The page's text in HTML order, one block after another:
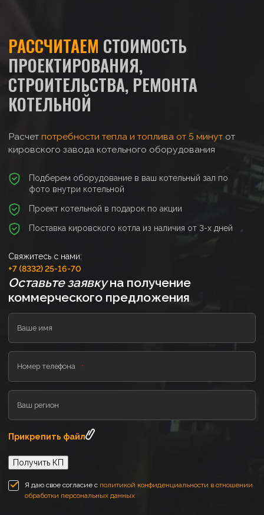
РАССЧИТАЕМ СТОИМОСТЬ
ПРОЕКТИРОВАНИЯ,
СТРОИТЕЛЬСТВА, РЕМОНТА
КОТЕЛЬНОЙ
Расчет потребности тепла и топлива от 5 минут от
кировского завода котельного оборудования
Подберем оборудование в ваш котельный зал по
фото внутри котельной
Проект котельной в подарок по акции
Поставка кировского котла из наличия от 3-х дней
Свяжитесь с нами:
+7 (8332) 25-16-70
Оставьте заявкуна получение
коммерческого предложения
Ваше имя
Номер телефона
Ваш регион
Прикрепить файл
Получить КП
Я даю свое согласие с политикой конфиденциальности в отношении
обработки персональных данных